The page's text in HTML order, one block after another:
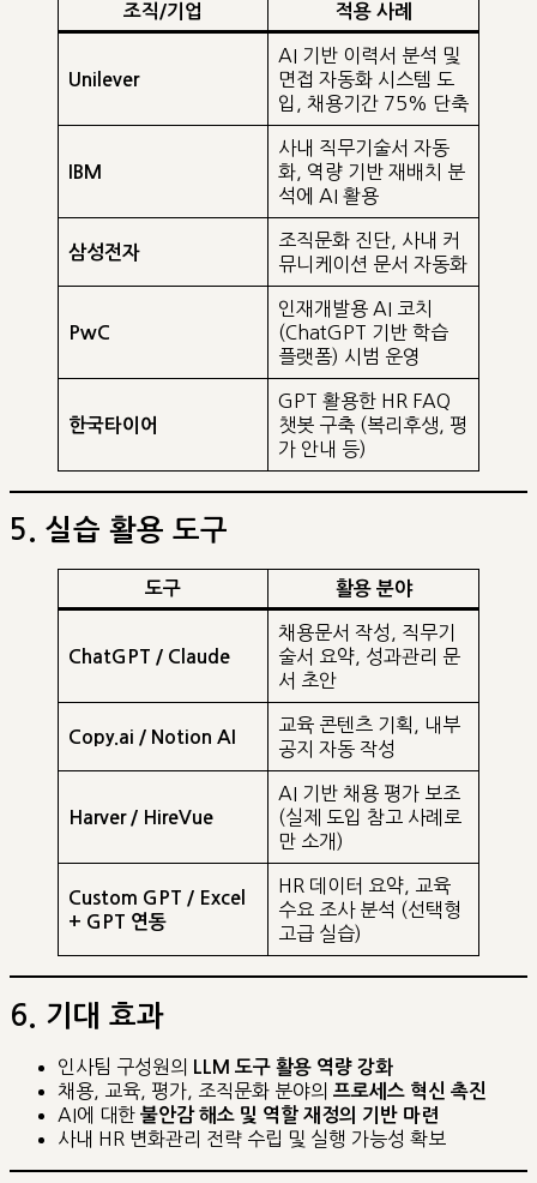
조직/기업 적용 사례
Unilever
AI 기반 이력서 분석 및
면접 자동화 시스템 도
입, 채용기간 75% 단축
IBM
사내 직무기술서 자동
화, 역량 기반 재배치 분
석에 AI 활용
삼성전자
조직문화 진단, 사내 커
뮤니케이션 문서 자동화
PwC
인재개발용 AI 코치
(ChatGPT 기반 학습
플랫폼) 시범 운영
한국타이어
GPT 활용한 HR FAQ
챗봇 구축 (복리후생, 평
가 안내 등)
5. 실습 활용 도구
도구 활용 분야
ChatGPT / Claude
채용문서 작성, 직무기
술서 요약, 성과관리 문
서 초안
Copy.ai / Notion AI
교육 콘텐츠 기획, 내부
공지 자동 작성
Harver / HireVue
AI 기반 채용 평가 보조
(실제 도입 참고 사례로
만 소개)
Custom GPT / Excel
+ GPT 연동
HR 데이터 요약, 교육
수요 조사 분석 (선택형
고급 실습)
6. 기대 효과
인사팀 구성원의 LLM 도구 활용 역량 강화
채용, 교육, 평가, 조직문화 분야의 프로세스 혁신 촉진
AI에 대한 불안감 해소 및 역할 재정의 기반 마련
사내 HR 변화관리 전략 수립 및 실행 가능성 확보